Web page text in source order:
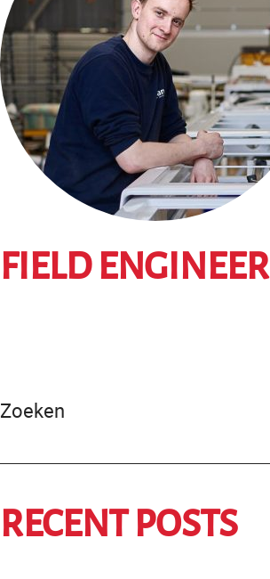
FIELD ENGINEER
Zoeken
RECENT POSTS